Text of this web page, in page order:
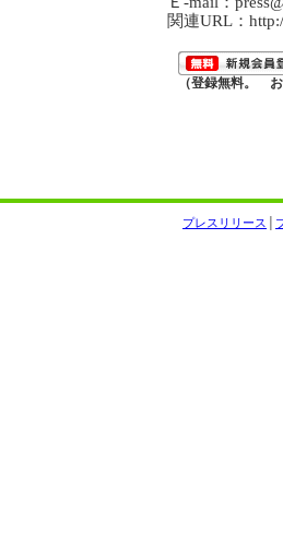
関連URL：
（登録無料。
プレスリリース